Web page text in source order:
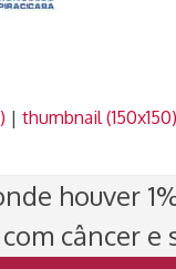
| thumbnail (150x150)
houver
câncer e